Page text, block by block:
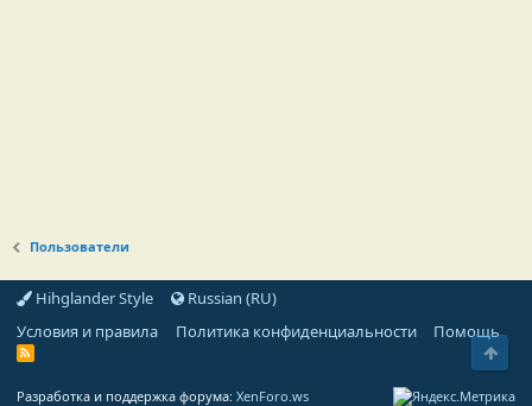
Пользователи
Hihglander Style
Russian (RU)
Условия и правила
Политика конфиденциальности Помощь
R
Разработка и поддержка форума: XenForo.ws